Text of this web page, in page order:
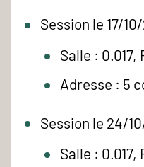
Session le 17/
Salle : 0.017,
Adresse : 5
Session le 24/
Salle : 0.017,